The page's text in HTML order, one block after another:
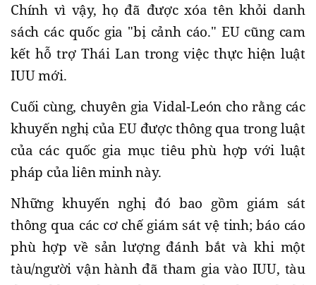
Chính vì vậy, họ đã được xóa tên khỏi danh
sách các quốc gia "bị cảnh cáo." EU cũng cam
kết hỗ trợ Thái Lan trong việc thực hiện luật
IUU mới.
Cuối cùng, chuyên gia Vidal-León cho rằng các
khuyến nghị của EU được thông qua trong luật
của các quốc gia mục tiêu phù hợp với luật
pháp của liên minh này.
Những khuyến nghị đó bao gồm giám sát
thông qua các cơ chế giám sát vệ tinh; báo cáo
phù hợp về sản lượng đánh bắt và khi một
tàu/người vận hành đã tham gia vào IUU, tàu